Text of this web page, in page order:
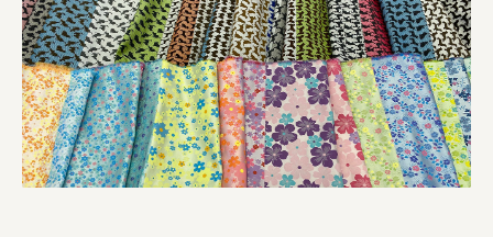
ポーチ
ステーショナリー